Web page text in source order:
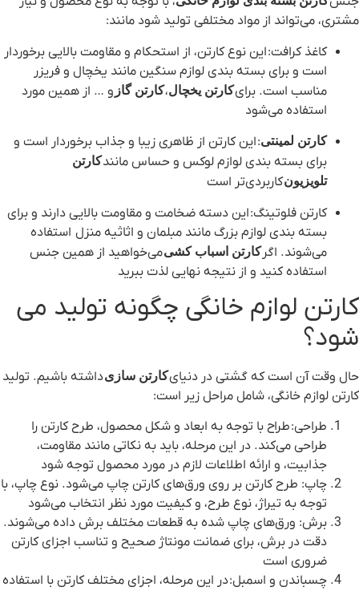
مشتری، می‌تواند از مواد مختلفی تولید شود مانند:
کاغذ کرافت: این نوع کارتن، از استحکام و مقاومت بالایی برخوردار
است و برای بسته بندی لوازم سنگین مانند یخچال و فریزر
مناسب است. برایکارتن یخچال،کارتن گاز و … از همین مورد
استفاده می‌شود
کارتن لمینتی: این کارتن از ظاهری زیبا و جذاب برخوردار است و
برای بسته بندی لوازم لوکس و حساس مانندکارتن
تلویزیونکاربردی‌تر است
کارتن فلوتینگ: این دسته ضخامت و مقاومت بالایی دارند و برای
بسته بندی لوازم بزرگ مانند مبلمان و اثاثیه منزل استفاده
می‌شوند. اگرکارتن اسبابکشیمی‌خواهید از همین جنس
استفاده کنید و از نتیجه نهایی لذت ببرید
کارتن لوازم خانگی چگونه تولید می
شود؟
حال وقت آن است که گشتی در دنیایکارتن سازیداشته باشیم. تولید
کارتن لوازم خانگی، شامل مراحل زیر است:
طراحی: طراح با توجه به ابعاد و شکل محصول، طرح کارتن را
طراحی می‌کند. در این مرحله، باید به نکاتی مانند مقاومت،
جذابیت، و ارائه اطلاعات لازم در مورد محصول توجه شود
چاپ: طرح کارتن بر روی ورق‌های کارتن چاپ می‌شود. نوع چاپ، با
توجه به تیراژ، نوع طرح، و کیفیت مورد نظر انتخاب می‌شود
برش: ورق‌های چاپ شده به قطعات مختلف برش داده می‌شوند.
دقت در برش، برای ضمانت مونتاژ صحیح و تناسب اجزای کارتن
ضروری است
چسباندن و اسمبل: در این مرحله، اجزای مختلف کارتن با استفاده